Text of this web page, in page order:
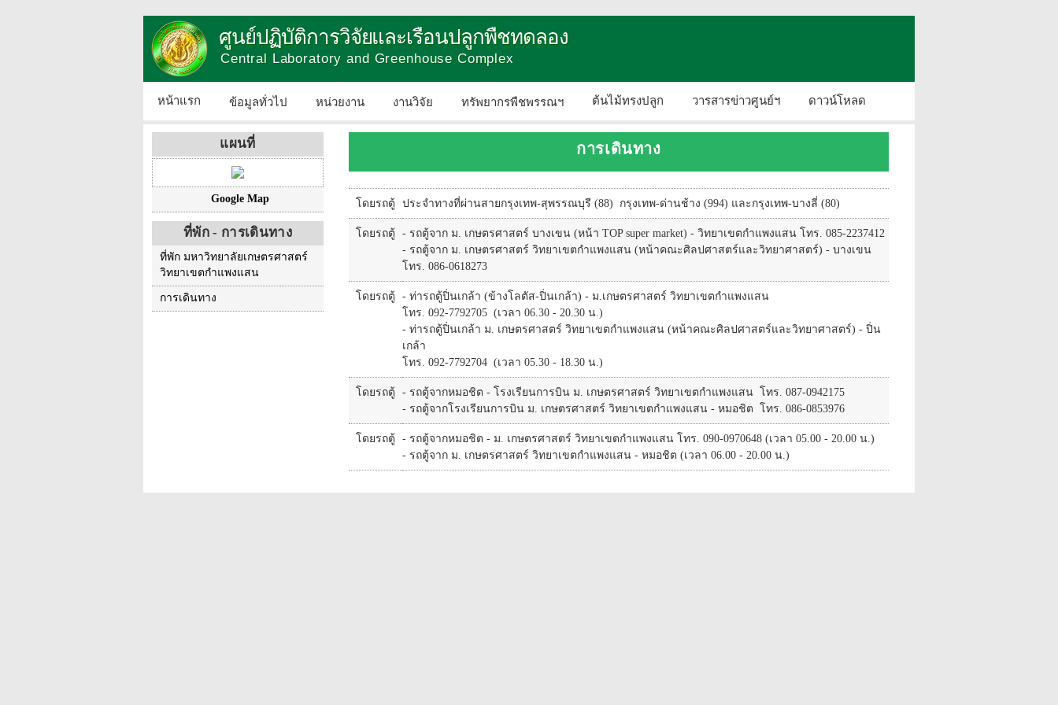
ศูนย์ปฏิบัติการวิจัยและเรือนปลูกพืชทดลอง
Central Laboratory and Greenhouse Complex
หน้าแรก ข้อมูลทั่วไป หน่วยงาน งานวิจัย ทรัพยากรพืชพรรณฯ ต้นไม้ทรงปลูก วารสารข่าวศูนย์ฯ ดาวน์โหลด
ติดต่อเรา
แผนที่
Google Map
ที่พัก - การเดินทาง
ที่พัก มหาวิทยาลัยเกษตรศาสตร์
วิทยาเขตกำแพงแสน
การเดินทาง
การเดินทาง
โดยรถตู้ ประจำทางที่ผ่านสายกรุงเทพ-สุพรรณบุรี (88) กรุงเทพ-ด่านช้าง (994) และกรุงเทพ-บางลี่ (80)
โดยรถตู้
- รถตู้จาก ม. เกษตรศาสตร์ บางเขน (หน้า TOP super market) - วิทยาเขตกำแพงแสน โทร. 085-2237412
- รถตู้จาก ม. เกษตรศาสตร์ วิทยาเขตกำแพงแสน (หน้าคณะศิลปศาสตร์และวิทยาศาสตร์) - บางเขน
โทร. 086-0618273
โดยรถตู้
- ท่ารถตู้ปิ่นเกล้า (ข้างโลตัส-ปิ่นเกล้า) - ม.เกษตรศาสตร์ วิทยาเขตกำแพงแสน
โทร. 092-7792705 (เวลา 06.30 - 20.30 น.)
- ท่ารถตู้ปิ่นเกล้า ม. เกษตรศาสตร์ วิทยาเขตกำแพงแสน (หน้าคณะศิลปศาสตร์และวิทยาศาสตร์) - ปิ่น
เกล้า
โทร. 092-7792704 (เวลา 05.30 - 18.30 น.)
โดยรถตู้
- รถตู้จากหมอชิต - โรงเรียนการบิน ม. เกษตรศาสตร์ วิทยาเขตกำแพงแสน โทร. 087-0942175
- รถตู้จากโรงเรียนการบิน ม. เกษตรศาสตร์ วิทยาเขตกำแพงแสน - หมอชิต โทร. 086-0853976
โดยรถตู้
- รถตู้จากหมอชิต - ม. เกษตรศาสตร์ วิทยาเขตกำแพงแสน โทร. 090-0970648 (เวลา 05.00 - 20.00 น.)
- รถตู้จาก ม. เกษตรศาสตร์ วิทยาเขตกำแพงแสน - หมอชิต (เวลา 06.00 - 20.00 น.)